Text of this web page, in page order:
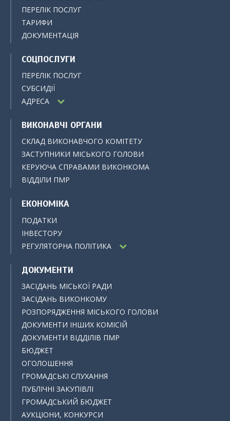
ПЕРЕЛІК ПОСЛУГ
ТАРИФИ
ДОКУМЕНТАЦІЯ
СОЦПОСЛУГИ
ПЕРЕЛІК ПОСЛУГ
СУБСИДІЇ
АДРЕСА
ВИКОНАВЧІ ОРГАНИ
СКЛАД ВИКОНАВЧОГО КОМІТЕТУ
ЗАСТУПНИКИ МІСЬКОГО ГОЛОВИ
КЕРУЮЧА СПРАВАМИ ВИКОНКОМА
ВІДДІЛИ ПМР
ЕКОНОМІКА
ПОДАТКИ
ІНВЕСТОРУ
РЕГУЛЯТОРНА ПОЛІТИКА
ДОКУМЕНТИ
ЗАСІДАНЬ МІСЬКОЇ РАДИ
ЗАСІДАНЬ ВИКОНКОМУ
РОЗПОРЯДЖЕННЯ МІСЬКОГО ГОЛОВИ
ДОКУМЕНТИ ІНШИХ КОМІСІЙ
ДОКУМЕНТИ ВІДДІЛІВ ПМР
БЮДЖЕТ
ОГОЛОШЕННЯ
ГРОМАДСЬКІ СЛУХАННЯ
ПУБЛІЧНІ ЗАКУПІВЛІ
ГРОМАДСЬКИЙ БЮДЖЕТ
АУКЦІОНИ, КОНКУРСИ